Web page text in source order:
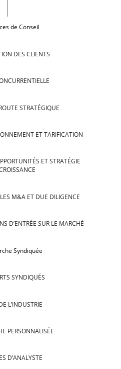
de Conseil
DES CLIENTS
STRATÉGIQUE
ET TARIFICATION
ET STRATÉGIE
M&A ET DUE DILIGENCE
D’ENTRÉE SUR LE MARCHÉ
Syndiquée
SYNDIQUÉS
L’INDUSTRIE
PERSONNALISÉE
D’ANALYSTE